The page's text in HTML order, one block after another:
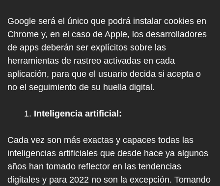
Google será el único que podrá instalar cookies en
Chrome y, en el caso de Apple, los desarrolladores
de apps deberán ser explícitos sobre las
herramientas de rastreo activadas en cada
aplicación, para que el usuario decida si acepta o
no el seguimiento de su huella digital.
Inteligencia artificial:
Cada vez son más exactas y capaces todas las
inteligencias artificiales que desde hace ya algunos
años han tomado reflector en las tendencias
digitales y para 2022 no son la excepción. Tomando